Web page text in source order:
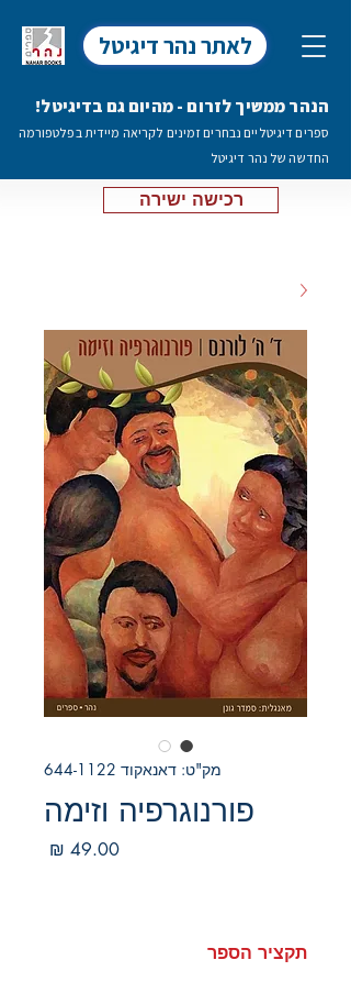
לאתר נהר דיגיטל
הנהר ממשיך לזרום - מהיום גם בדיגיטל!
ספרים דיגיטליים נבחרים זמינים לקריאה מיידית בפלטפורמה
החדשה של נהר דיגיטל
רכישה ישירה
מק"ט: דאנאקוד 644-1122
פורנוגרפיה וזימה
תקציר הספר